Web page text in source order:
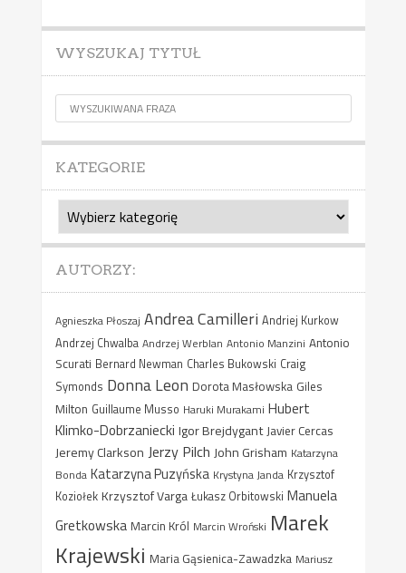
WYSZUKAJ TYTUŁ
KATEGORIE
Kategorie
AUTORZY:
Agnieszka Płoszaj Andrea Camilleri Andriej Kurkow
Andrzej Chwalba Andrzej Werblan Antonio Manzini Antonio
Scurati Bernard Newman Charles Bukowski Craig
Symonds Donna Leon Dorota Masłowska Giles
Milton Guillaume Musso Haruki Murakami Hubert
Klimko-Dobrzaniecki Igor Brejdygant Javier Cercas
Jeremy Clarkson Jerzy Pilch John Grisham Katarzyna
Bonda Katarzyna Puzyńska Krystyna Janda Krzysztof
Koziołek Krzysztof Varga Łukasz Orbitowski Manuela
Gretkowska Marcin Król Marcin Wroński Marek
Krajewski Maria Gąsienica-Zawadzka Mariusz